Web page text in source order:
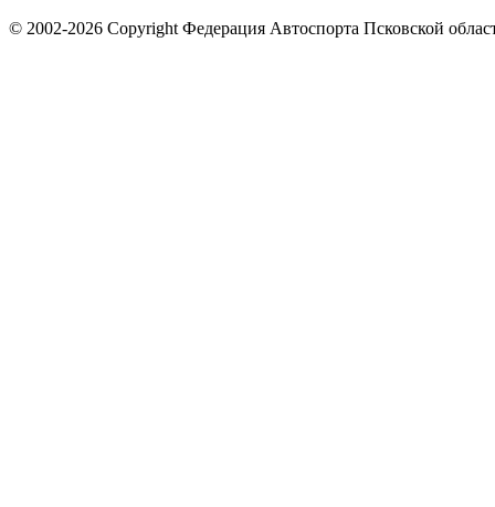
© 2002-2026 Copyright Федерация Автоспорта Псковской